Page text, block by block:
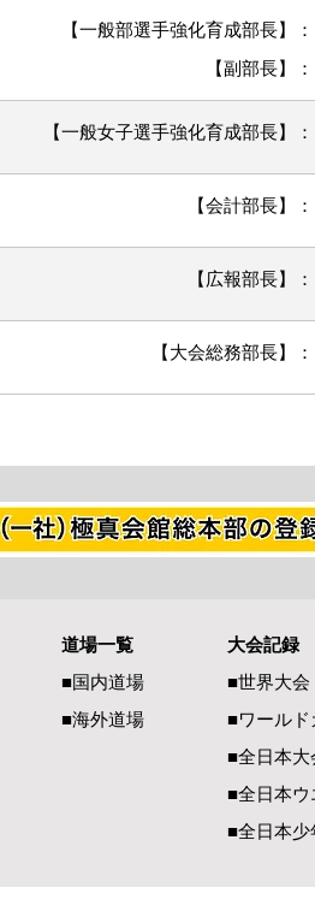
【一般部選手強化育成部長】
​【副部長】
【一般女子選手強化育成部長】
【会計部長】
【広報部長】
【大会総務部長】
道場一覧
■国内道場
■海外道場
大会記録
■世界大会
​■ワールド
■全日本大
■全日本
■全日本